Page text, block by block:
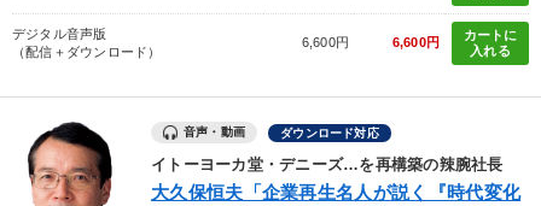
デジタル音声版
（配信＋ダウンロード）
6,600円 6,600円
カートに
入れる
音声・動画 ダウンロード対応
イトーヨーカ堂・デニーズ…を再構築の辣腕社長
大久保恒夫「企業再生名人が説く『時代変化